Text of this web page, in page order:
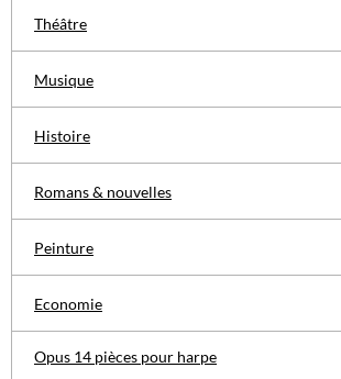
Théâtre
Musique
Histoire
Romans & nouvelles
Peinture
Economie
Opus 14 pièces pour harpe